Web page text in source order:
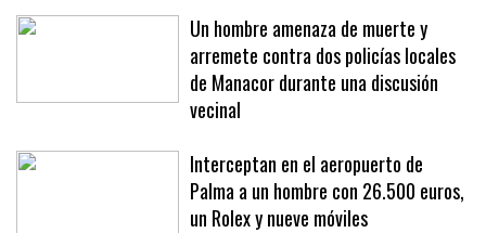
Un hombre amenaza de muerte y
arremete contra dos policías locales
de Manacor durante una discusión
vecinal
Interceptan en el aeropuerto de
Palma a un hombre con 26.500 euros,
un Rolex y nueve móviles